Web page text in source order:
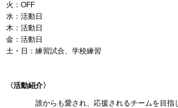
火：OFF
水：活動日
木：活動日
金：活動日
土・日：練習試合、学校練習
〈活動紹介〉
誰からも愛され、応援されるチームを目指し